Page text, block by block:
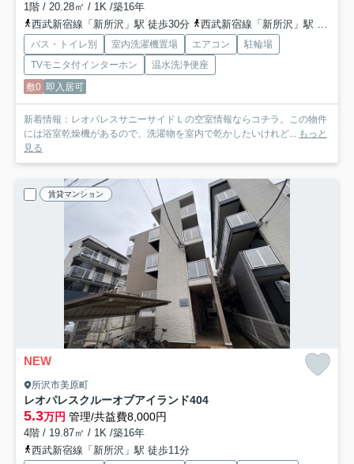
1階 / 20.28㎡ / 1K /築16年
西武新宿線「新所沢」駅 徒歩30分
西武新宿線「新所沢」駅 バス15分 「ニュータウン西」 停歩2分
バス・トイレ別 室内洗濯機置場 エアコン
駐輪場
TVモニタ付インターホン
温水洗浄便座
敷0 即入居可
新着情報：レオパレスサニーサイドＬの空室情報ならコチラ。この物件
には浴室乾燥機があるので、洗濯物を室内で乾かしたいけれど... もっと
見る
賃貸マンション
NEW
所沢市美原町
レオパレスクルーオブアイランド404
5.3万円 管理/共益費8,000円
4階 / 19.87㎡ / 1K /築16年
西武新宿線「新所沢」駅 徒歩11分